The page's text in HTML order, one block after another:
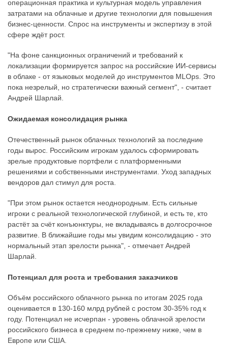
операционная практика и культурная модель управления
затратами на облачные и другие технологии для повышения
бизнес-ценности. Спрос на инструменты и экспертизу в этой
сфере ждёт рост.
"На фоне санкционных ограничений и требований к
локализации формируется запрос на российские ИИ-сервисы
в облаке - от языковых моделей до инструментов MLOps. Это
пока незрелый, но стратегически важный сегмент", - считает
Андрей Шарлай.
Ожидаемая консолидация рынка
Отечественный рынок облачных технологий за последние
годы вырос. Российским игрокам удалось сформировать
зрелые продуктовые портфели с платформенными
решениями и собственными инструментами. Уход западных
вендоров дал стимул для роста.
"При этом рынок остается неоднородным. Есть сильные
игроки с реальной технологической глубиной, и есть те, кто
растёт за счёт конъюнктуры, не вкладываясь в долгосрочное
развитие. В ближайшие годы мы увидим консолидацию - это
нормальный этап зрелости рынка", - отмечает Андрей
Шарлай.
Потенциал для роста и требования заказчиков
Объём российского облачного рынка по итогам 2025 года
оценивается в 130-160 млрд рублей с ростом 30-35% год к
году. Потенциал не исчерпан - уровень облачной зрелости
российского бизнеса в среднем по-прежнему ниже, чем в
Европе или США.